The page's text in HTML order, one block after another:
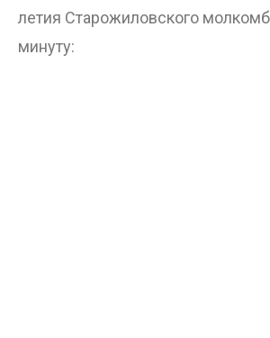
летия Старожиловского
минуту: